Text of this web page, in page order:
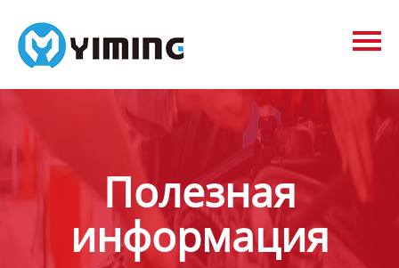
Tags
видео
О нас
Полезная
информация